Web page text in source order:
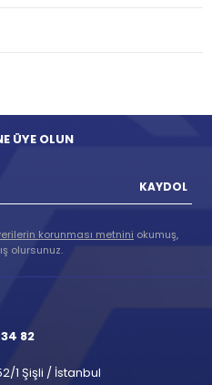
ÜYE OLUN
KAYDOL
korunması metnini okumuş,
olursunuz.
82
1 Şişli / İstanbul